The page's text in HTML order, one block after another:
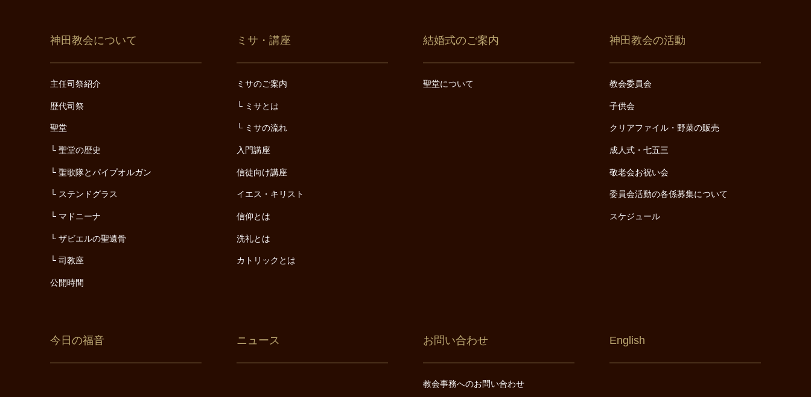
神田教会について
主任司祭紹介
歴代司祭
聖堂
聖堂の歴史
聖歌隊とパイプオルガン
ステンドグラス
マドニーナ
ザビエルの聖遺骨
司教座
公開時間
ミサ・講座
ミサのご案内
ミサとは
ミサの流れ
入門講座
信徒向け講座
イエス・キリスト
信仰とは
洗礼とは
カトリックとは
結婚式のご案内
聖堂について
神田教会の活動
教会委員会
子供会
クリアファイル・野菜の販売
成人式・七五三
敬老会お祝い会
委員会活動の各係募集について
スケジュール
今日の福音 ニュース お問い合わせ
教会事務へのお問い合わせ
English